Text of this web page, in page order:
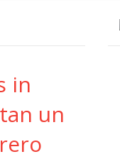
in
un